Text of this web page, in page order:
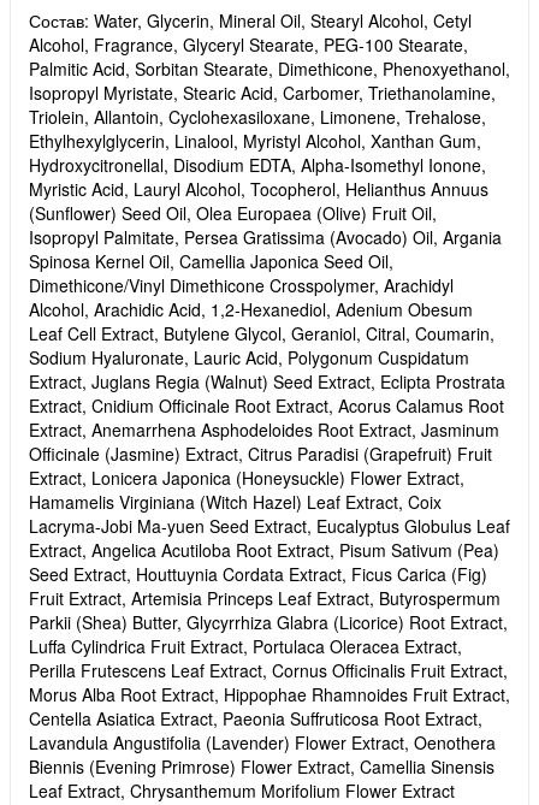
Состав: Water, Glycerin, Mineral Oil, Stearyl Alcohol, Cetyl
Alcohol, Fragrance, Glyceryl Stearate, PEG-100 Stearate,
Palmitic Acid, Sorbitan Stearate, Dimethicone, Phenoxyethanol,
Isopropyl Myristate, Stearic Acid, Carbomer, Triethanolamine,
Triolein, Allantoin, Cyclohexasiloxane, Limonene, Trehalose,
Ethylhexylglycerin, Linalool, Myristyl Alcohol, Xanthan Gum,
Hydroxycitronellal, Disodium EDTA, Alpha-Isomethyl Ionone,
Myristic Acid, Lauryl Alcohol, Tocopherol, Helianthus Annuus
(Sunflower) Seed Oil, Olea Europaea (Olive) Fruit Oil,
Isopropyl Palmitate, Persea Gratissima (Avocado) Oil, Argania
Spinosa Kernel Oil, Camellia Japonica Seed Oil,
Dimethicone/Vinyl Dimethicone Crosspolymer, Arachidyl
Alcohol, Arachidic Acid, 1,2-Hexanediol, Adenium Obesum
Leaf Cell Extract, Butylene Glycol, Geraniol, Citral, Coumarin,
Sodium Hyaluronate, Lauric Acid, Polygonum Cuspidatum
Extract, Juglans Regia (Walnut) Seed Extract, Eclipta Prostrata
Extract, Cnidium Officinale Root Extract, Acorus Calamus Root
Extract, Anemarrhena Asphodeloides Root Extract, Jasminum
Officinale (Jasmine) Extract, Citrus Paradisi (Grapefruit) Fruit
Extract, Lonicera Japonica (Honeysuckle) Flower Extract,
Hamamelis Virginiana (Witch Hazel) Leaf Extract, Coix
Lacryma-Jobi Ma-yuen Seed Extract, Eucalyptus Globulus Leaf
Extract, Angelica Acutiloba Root Extract, Pisum Sativum (Pea)
Seed Extract, Houttuynia Cordata Extract, Ficus Carica (Fig)
Fruit Extract, Artemisia Princeps Leaf Extract, Butyrospermum
Parkii (Shea) Butter, Glycyrrhiza Glabra (Licorice) Root Extract,
Luffa Cylindrica Fruit Extract, Portulaca Oleracea Extract,
Perilla Frutescens Leaf Extract, Cornus Officinalis Fruit Extract,
Morus Alba Root Extract, Hippophae Rhamnoides Fruit Extract,
Centella Asiatica Extract, Paeonia Suffruticosa Root Extract,
Lavandula Angustifolia (Lavender) Flower Extract, Oenothera
Biennis (Evening Primrose) Flower Extract, Camellia Sinensis
Leaf Extract, Chrysanthemum Morifolium Flower Extract